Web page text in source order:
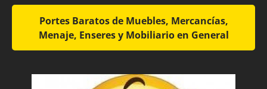
Portes Baratos de Muebles, Mercancías,
Menaje, Enseres y Mobiliario en General